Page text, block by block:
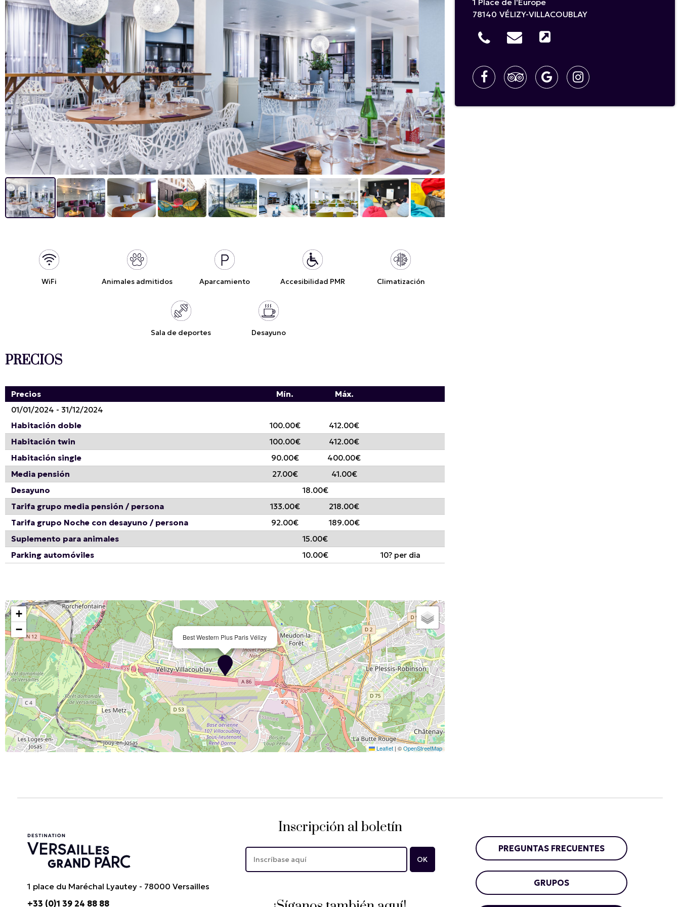
WiFi Animales admitidos Aparcamiento Accesibilidad PMR Climatización
Sala de deportes Desayuno
PRECIOS
Precios Mín.
Máx.
01/01/2024 - 31/12/2024
Habitación doble
100.00€
412.00€
Habitación twin
100.00€
412.00€
Habitación single
90.00€
400.00€
Media pensión
27.00€
41.00€
Desayuno
18.00€
Tarifa grupo media pensión / persona
133.00€
218.00€
Tarifa grupo Noche con desayuno / persona
92.00€
189.00€
Suplemento para animales
15.00€
Parking automóviles
10.00€ 10? per dia
Best Western Plus Paris Vélizy
+
−
Leaflet | ©OpenStreetMap
78140 VÉLIZY-VILLACOUBLAY
1 place du Maréchal Lyautey - 78000 Versailles
+33 (0)1 39 24 88 88
Inscripción al boletín
PREGUNTAS FRECUENTES
GRUPOS